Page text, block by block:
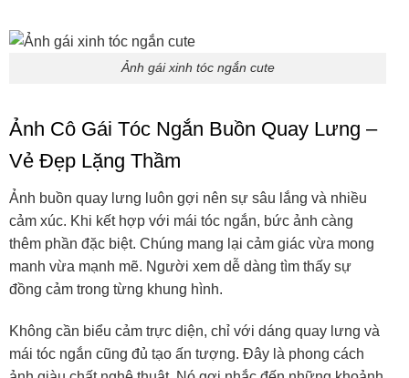
Ảnh gái xinh tóc ngắn cute
Ảnh Cô Gái Tóc Ngắn Buồn Quay Lưng –
Vẻ Đẹp Lặng Thầm
Ảnh buồn quay lưng luôn gợi nên sự sâu lắng và nhiều
cảm xúc. Khi kết hợp với mái tóc ngắn, bức ảnh càng
thêm phần đặc biệt. Chúng mang lại cảm giác vừa mong
manh vừa mạnh mẽ. Người xem dễ dàng tìm thấy sự
đồng cảm trong từng khung hình.
Không cần biểu cảm trực diện, chỉ với dáng quay lưng và
mái tóc ngắn cũng đủ tạo ấn tượng. Đây là phong cách